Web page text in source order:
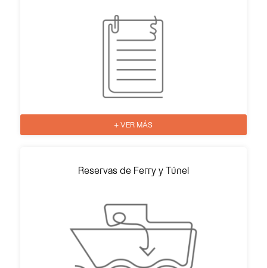
+ VER MÁS
Reservas de Ferry y Túnel